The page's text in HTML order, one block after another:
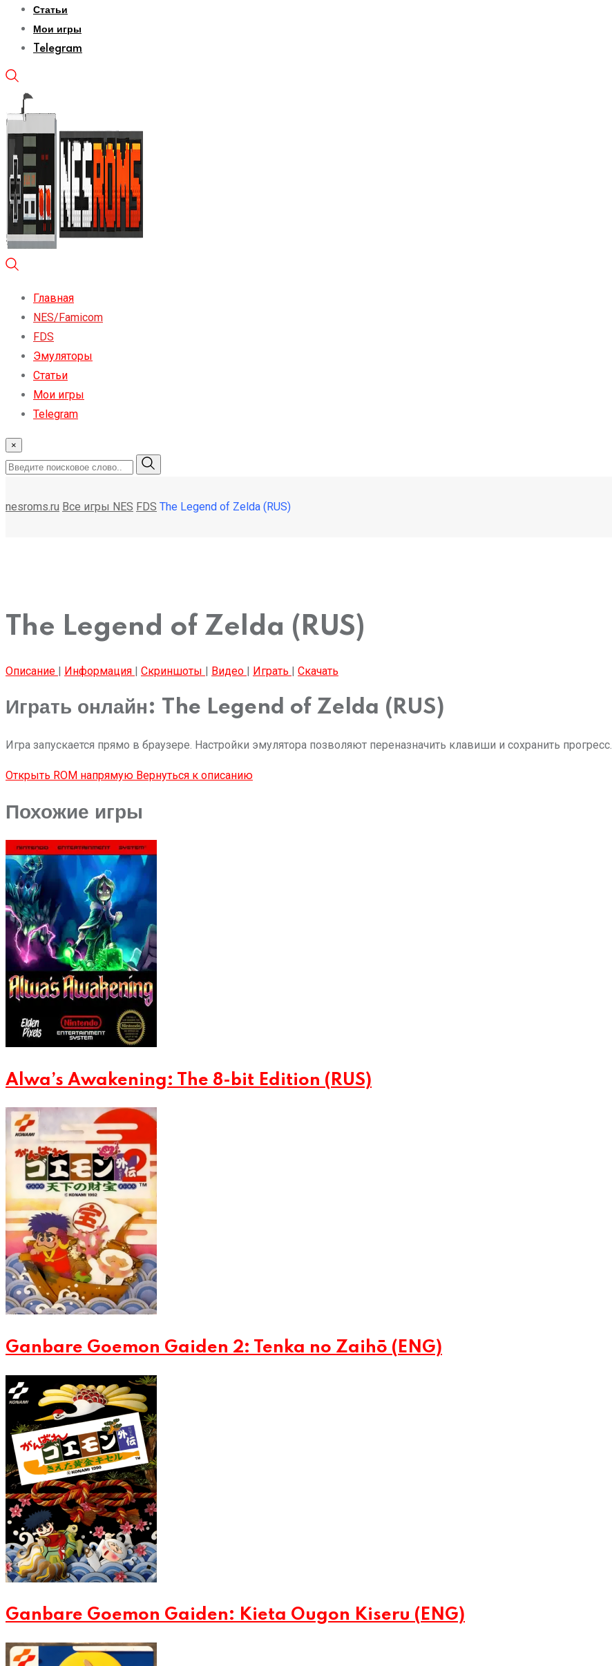
Статьи
Мои игры
Telegram
Главная
NES/Famicom
FDS
Эмуляторы
Статьи
Мои игры
Telegram
×
nesroms.ru Все игры NES FDS The Legend of Zelda (RUS)
The Legend of Zelda (RUS)
Описание | Информация | Скриншоты | Видео | Играть | Скачать
Играть онлайн: The Legend of Zelda (RUS)
Игра запускается прямо в браузере. Настройки эмулятора позволяют переназначить клавиши и сохранить прогресс.
Открыть ROM напрямую Вернуться к описанию
Похожие игры
Alwa’s Awakening: The 8-bit Edition (RUS)
Ganbare Goemon Gaiden 2: Tenka no Zaihō (ENG)
Ganbare Goemon Gaiden: Kieta Ougon Kiseru (ENG)